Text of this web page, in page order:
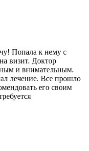
Попала к нему с
визит. Доктор
и внимательным.
лечение. Все прошло
его своим